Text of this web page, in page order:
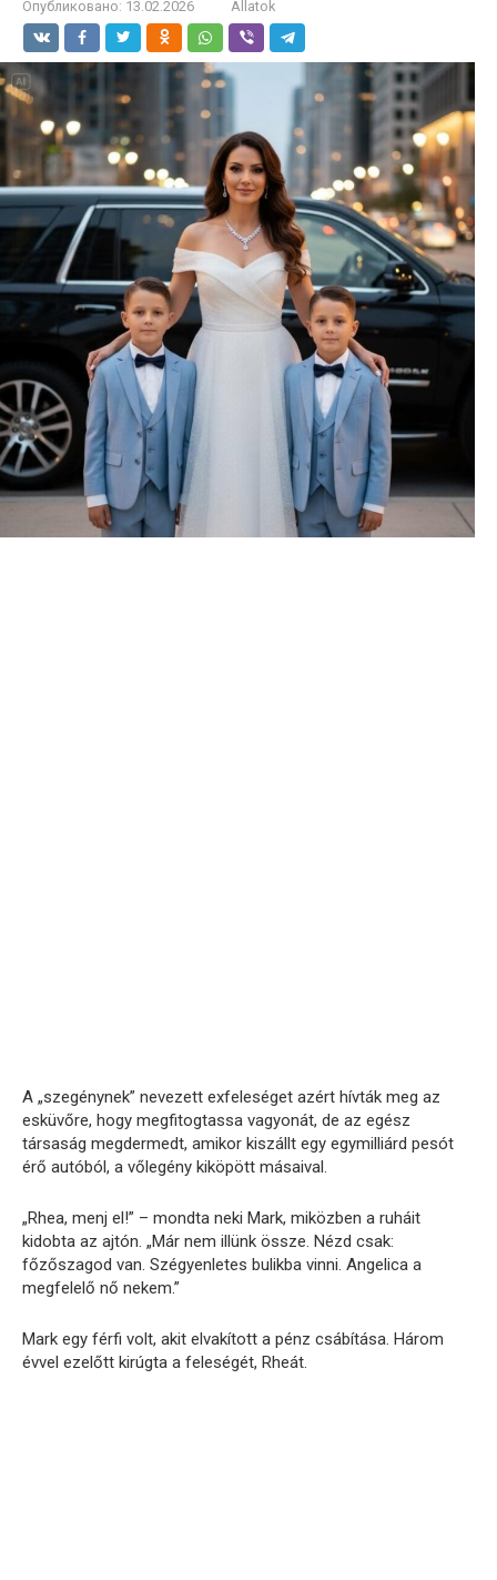
Опубликовано: 13.02.2026 Állatok
A „szegénynek” nevezett exfeleséget azért hívták meg az
esküvőre, hogy megfitogtassa vagyonát, de az egész
társaság megdermedt, amikor kiszállt egy egymilliárd pesót
érő autóból, a vőlegény kiköpött másaival.
„Rhea, menj el!” – mondta neki Mark, miközben a ruháit
kidobta az ajtón. „Már nem illünk össze. Nézd csak:
főzőszagod van. Szégyenletes bulikba vinni. Angelica a
megfelelő nő nekem.”
Mark egy férfi volt, akit elvakított a pénz csábítása. Három
évvel ezelőtt kirúgta a feleségét, Rheát.